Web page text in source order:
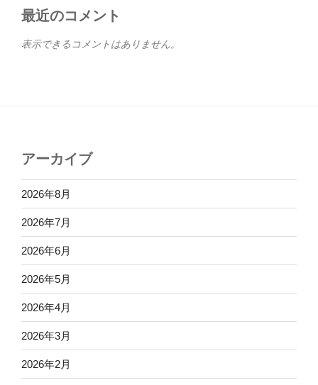
最近のコメント
表示できるコメントはありません。
アーカイブ
2026年8月
2026年7月
2026年6月
2026年5月
2026年4月
2026年3月
2026年2月